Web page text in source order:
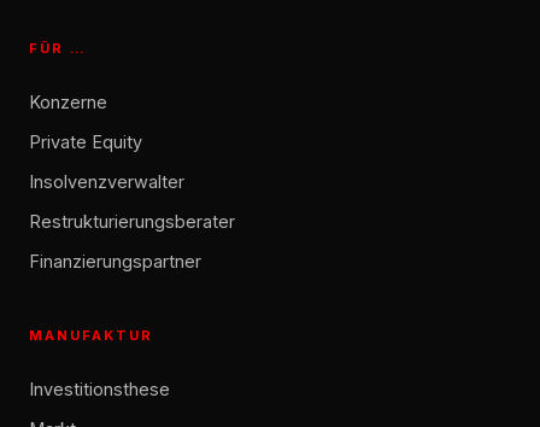
FÜR …
Konzerne
Private Equity
Insolvenzverwalter
Restrukturierungsberater
Finanzierungspartner
MANUFAKTUR
Investitionsthese